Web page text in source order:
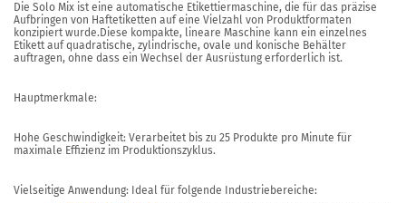
Die Solo Mix ist eine automatische Etikettiermaschine, die für das präzise
Aufbringen von Haftetiketten auf eine Vielzahl von Produktformaten
konzipiert wurde.Diese kompakte, lineare Maschine kann ein einzelnes
Etikett auf quadratische, zylindrische, ovale und konische Behälter
auftragen, ohne dass ein Wechsel der Ausrüstung erforderlich ist.
Hauptmerkmale:
Hohe Geschwindigkeit: Verarbeitet bis zu 25 Produkte pro Minute für
maximale Effizienz im Produktionszyklus.
Vielseitige Anwendung: Ideal für folgende Industriebereiche: